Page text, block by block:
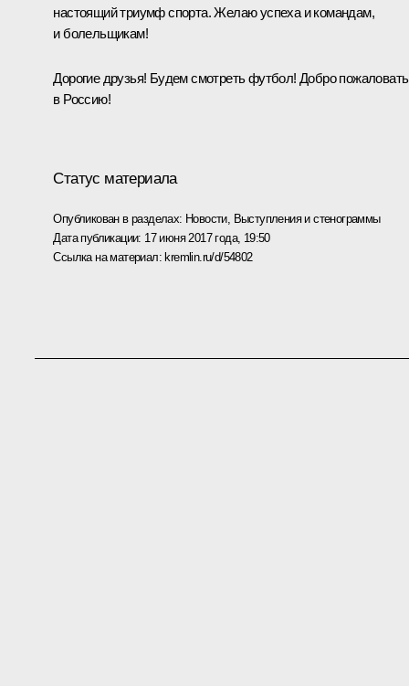
настоящий триумф спорта. Желаю успеха и командам,
и болельщикам!
Дорогие друзья! Будем смотреть футбол! Добро пожаловать
в Россию!
Статус материала
Опубликован в разделах: Новости, Выступления и стенограммы
Дата публикации: 17 июня 2017 года, 19:50
Ссылка на материал: kremlin.ru/d/54802